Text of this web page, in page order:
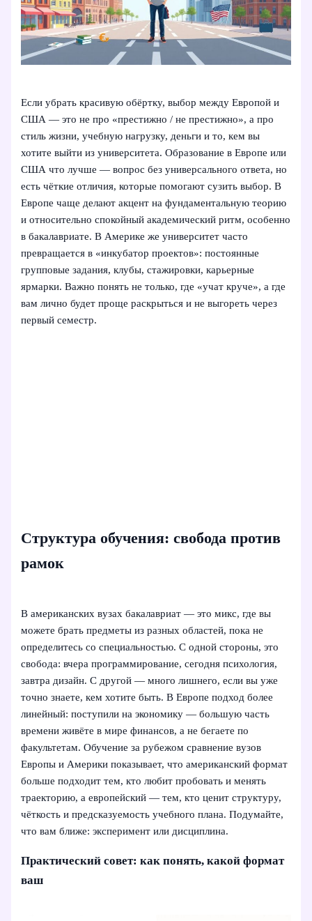
Если убрать красивую обёртку, выбор между Европой и
США — это не про «престижно / не престижно», а про
стиль жизни, учебную нагрузку, деньги и то, кем вы
хотите выйти из университета. Образование в Европе или
США что лучше — вопрос без универсального ответа, но
есть чёткие отличия, которые помогают сузить выбор. В
Европе чаще делают акцент на фундаментальную теорию
и относительно спокойный академический ритм, особенно
в бакалавриате. В Америке же университет часто
превращается в «инкубатор проектов»: постоянные
групповые задания, клубы, стажировки, карьерные
ярмарки. Важно понять не только, где «учат круче», а где
вам лично будет проще раскрыться и не выгореть через
первый семестр.
Структура обучения: свобода против
рамок
В американских вузах бакалавриат — это микс, где вы
можете брать предметы из разных областей, пока не
определитесь со специальностью. С одной стороны, это
свобода: вчера программирование, сегодня психология,
завтра дизайн. С другой — много лишнего, если вы уже
точно знаете, кем хотите быть. В Европе подход более
линейный: поступили на экономику — большую часть
времени живёте в мире финансов, а не бегаете по
факультетам. Обучение за рубежом сравнение вузов
Европы и Америки показывает, что американский формат
больше подходит тем, кто любит пробовать и менять
траекторию, а европейский — тем, кто ценит структуру,
чёткость и предсказуемость учебного плана. Подумайте,
что вам ближе: эксперимент или дисциплина.
Практический совет: как понять, какой формат
ваш